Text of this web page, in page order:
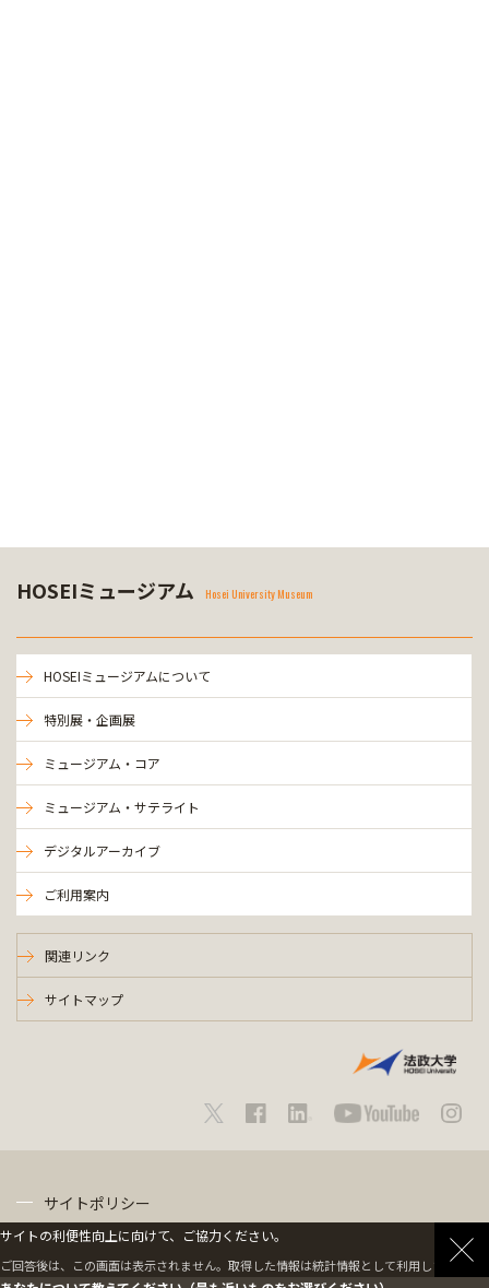
HOSEIミュージアム Hosei University Museum
HOSEIミュージアムについて
特別展・企画展
ミュージアム・コア
ミュージアム・サテライト
デジタルアーカイブ
ご利用案内
関連リンク
サイトマップ
サイトポリシー
サイトの利便性向上に向けて、ご協力ください。
ご回答後は、この画面は表示されません。取得した情報は統計情報として利用します。